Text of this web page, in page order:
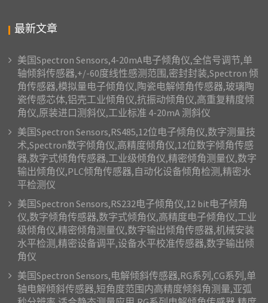
最新文章
美国Spectron Sensors,4-20mA电子倾角仪,全信号调节,单
轴倾斜传感器,+/-60度线性感测范围,密封封装,Spectron 倾
角传感器,模拟量电子倾角仪,陶瓷电解倾角传感器,玻璃陶
瓷传感芯体,铝壳工业倾角仪,抗振动倾角仪,高重复精度倾
角仪,原装进口测斜仪,工业标准 4-20mA 测斜仪
美国Spectron Sensors,RS485,12位电子倾角仪,数字测量技
术,Spectron数字倾角仪,高精度倾角仪,12位数字倾角传感
器,数字式倾角传感器,工业级倾角仪,精密倾角测量仪,数字
输出倾角仪,PLC倾角传感器,自动化设备倾角检测,精密水
平检测仪
美国Spectron Sensors,RS232电子倾角仪,12 bit电子倾角
仪,数字倾角传感器,数字式倾角仪,高精度电子倾角仪,工业
级倾角仪,精密倾角测量仪,数字输出倾角传感器,机械安装
水平检测,精密设备调平,设备水平校准传感器,数字输出倾
角仪
美国Spectron Sensors,电解倾斜传感器,RG系列,CG系列,单
轴电解倾斜传感器,短角度范围内高精度倾斜角测量,亚弧